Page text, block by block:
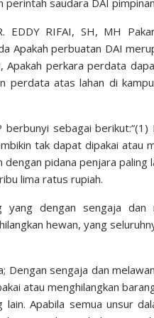
saudara DAI
EDDY RIFAI, SH, MH
Apakah perbuatan DAI
perkara perdata
perdata atas lahan di
sebagai
tak dapat dipakai atau
pidana penjara paling
lima ratus rupiah.
dengan sengaja dan
hewan, yang
sengaja dan
atau menghilangkan
Apabila semua unsur